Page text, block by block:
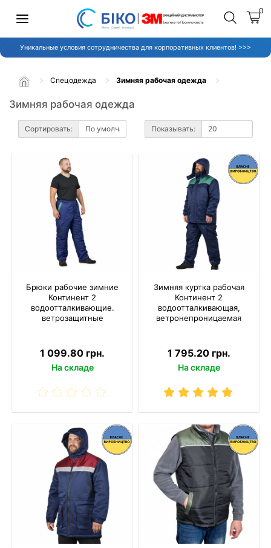
0
Уникальные условия сотрудничества для корпоративных клиентов! >>>
Спецодежда Зимняя рабочая одежда
Зимняя рабочая одежда
Сортировать: Показывать:
Брюки рабочие зимние
Континент 2
водоотталкивающие.
ветрозащитные
1 099.80 грн.
На складе
Зимняя куртка рабочая
Континент 2
водоотталкивающая,
ветронепроницаемая
1 795.20 грн.
На складе